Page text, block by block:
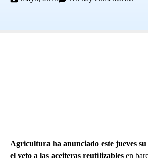
Agricultura ha anunciado este jueves
el veto a las aceiteras reutilizables en